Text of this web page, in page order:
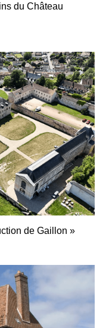
du Château
de Gaillon »